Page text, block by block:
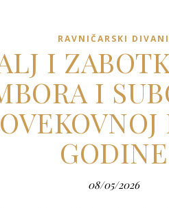
RAVNIČARSKI DIVANI
I
I
GODINE
08/05/2026